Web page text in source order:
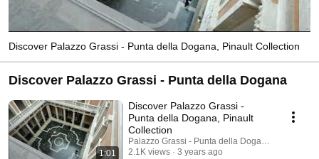
Discover Palazzo Grassi - Punta della Dogana, Pinault Collection
Discover Palazzo Grassi - Punta della Dogana
1:01
Discover Palazzo Grassi -
Punta della Dogana, Pinault
Collection
Palazzo Grassi - Punta della Dogana
2.1K views
3 years ago